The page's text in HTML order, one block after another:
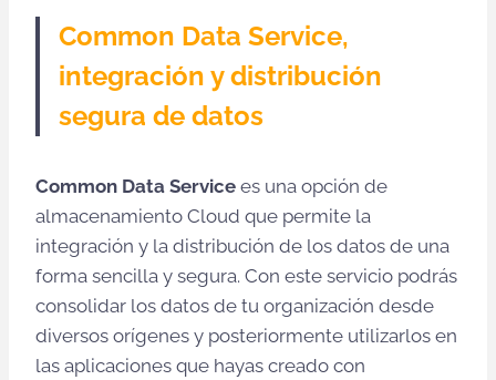
Common Data Service,
integración y distribución
segura de datos
Common Data Service es una opción de
almacenamiento Cloud que permite la
integración y la distribución de los datos de una
forma sencilla y segura. Con este servicio podrás
consolidar los datos de tu organización desde
diversos orígenes y posteriormente utilizarlos en
las aplicaciones que hayas creado con